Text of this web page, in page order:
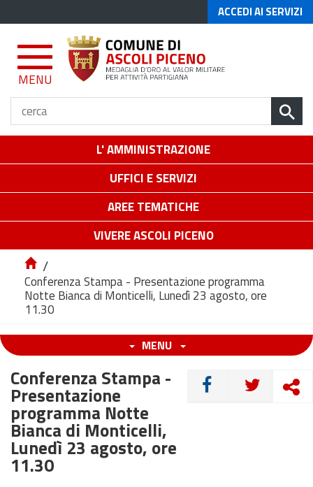
ACCEDI AI SERVIZI
MENU
L' AMMINISTRAZIONE
UFFICI E SERVIZI
AREE TEMATICHE
VIVERE ASCOLI PICENO
/
Conferenza Stampa - Presentazione programma
Notte Bianca di Monticelli, Lunedì 23 agosto, ore
11.30
MENU
CONDIVIDI
Conferenza Stampa -
Presentazione
programma Notte
Bianca di Monticelli,
Lunedì 23 agosto, ore
11.30